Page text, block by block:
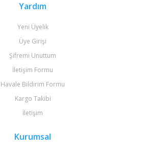
Yardım
Yeni Üyelik
Üye Girişi
Şifremi Unuttum
İletişim Formu
Havale Bildirim Formu
Kargo Takibi
İletişim
Kurumsal